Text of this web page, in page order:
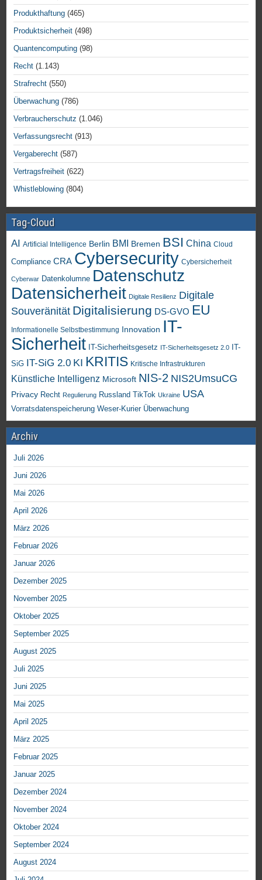
Produkthaftung (465)
Produktsicherheit (498)
Quantencomputing (98)
Recht (1.143)
Strafrecht (550)
Überwachung (786)
Verbraucherschutz (1.046)
Verfassungsrecht (913)
Vergaberecht (587)
Vertragsfreiheit (622)
Whistleblowing (804)
Tag-Cloud
AI Artificial Intelligence Berlin BMI Bremen BSI China Cloud
Compliance CRA Cybersecurity Cybersicherheit
Cyberwar Datenkolumne Datenschutz
Datensicherheit Digitale Resilienz Digitale
Souveränität Digitalisierung DS-GVO EU
Informationelle Selbstbestimmung Innovation IT-
Sicherheit IT-Sicherheitsgesetz IT-Sicherheitsgesetz 2.0
IT-
SiG IT-SiG 2.0 KI KRITIS Kritische Infrastrukturen
Künstliche Intelligenz Microsoft NIS-2 NIS2UmsuCG
Privacy Recht Regulierung Russland TikTok Ukraine USA
Vorratsdatenspeicherung Weser-Kurier Überwachung
Archiv
Juli 2026
Juni 2026
Mai 2026
April 2026
März 2026
Februar 2026
Januar 2026
Dezember 2025
November 2025
Oktober 2025
September 2025
August 2025
Juli 2025
Juni 2025
Mai 2025
April 2025
März 2025
Februar 2025
Januar 2025
Dezember 2024
November 2024
Oktober 2024
September 2024
August 2024